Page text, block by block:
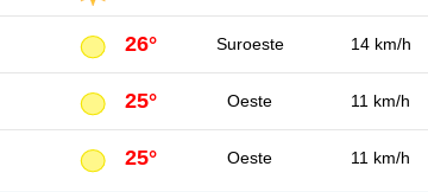
26° Suroeste 14 km/h
25° Oeste 11 km/h
25° Oeste 11 km/h